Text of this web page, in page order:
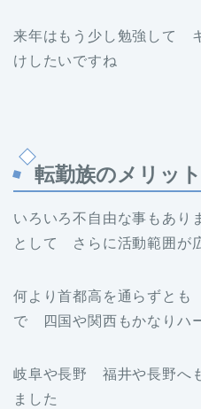
来年はもう少し勉強して
けしたいですね
転勤族のメリット
いろいろ不自由な事もあ
として さらに活動範囲が
何より首都高を通らずと
で 四国や関西もかなりハ
岐阜や長野 福井や長野へ
ました